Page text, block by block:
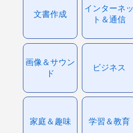
文書作成
インターネッ
ト＆通信
画像＆サウン
ド
ビジネス
家庭＆趣味 学習＆教育